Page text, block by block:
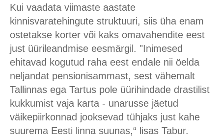
Kui vaadata viimaste aastate
kinnisvaratehingute struktuuri, siis üha enam
ostetakse korter või kaks omavahendite eest
just üürileandmise eesmärgil. "Inimesed
ehitavad kogutud raha eest endale nii öelda
neljandat pensionisammast, sest vähemalt
Tallinnas ega Tartus pole üürihindade drastilist
kukkumist vaja karta - unarusse jäetud
väikepiirkonnad jooksevad tühjaks just kahe
suurema Eesti linna suunas,“ lisas Tabur.